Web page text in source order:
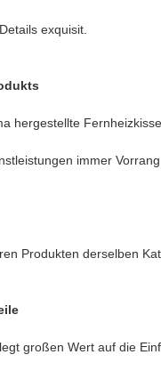
exquisit.
hergestellte
immer
Produkten derselben
großen Wert auf die